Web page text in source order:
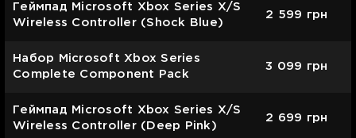
Геймпад Microsoft Xbox Series X/S
Wireless Controller (Shock Blue)
2 599 грн
Набор Microsoft Xbox Series
Complete Component Pack
3 099 грн
Геймпад Microsoft Xbox Series X/S
Wireless Controller (Deep Pink)
2 699 грн